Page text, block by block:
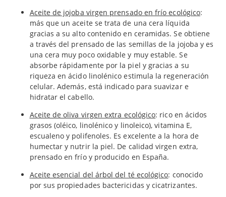
Aceite de jojoba virgen prensado en frío ecológico:
más que un aceite se trata de una cera líquida
gracias a su alto contenido en ceramidas. Se obtiene
a través del prensado de las semillas de la jojoba y es
una cera muy poco oxidable y muy estable. Se
absorbe rápidamente por la piel y gracias a su
riqueza en ácido linolénico estimula la regeneración
celular. Además, está indicado para suavizar e
hidratar el cabello.
Aceite de oliva virgen extra ecológico: rico en ácidos
grasos (oléico, linolénico y linoleico), vitamina E,
escualeno y polifenoles. Es excelente a la hora de
humectar y nutrir la piel. De calidad virgen extra,
prensado en frío y producido en España.
Aceite esencial del árbol del té ecológico: conocido
por sus propiedades bactericidas y cicatrizantes.